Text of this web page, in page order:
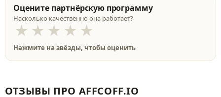
Оцените партнёрскую программу
Насколько качественно она работает?
★ ★ ★ ★ ★
Нажмите на звёзды, чтобы оценить
ОТЗЫВЫ ПРО AFFCOFF.IO